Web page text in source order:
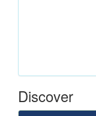
Discover